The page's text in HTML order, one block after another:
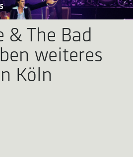
& The Bad
weiteres
Köln